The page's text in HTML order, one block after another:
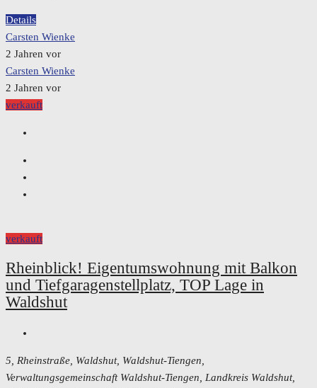
Details
Carsten Wienke
2 Jahren vor
Carsten Wienke
2 Jahren vor
verkauft
verkauft
Rheinblick! Eigentumswohnung mit Balkon
und Tiefgaragenstellplatz, TOP Lage in
Waldshut
5, Rheinstraße, Waldshut, Waldshut-Tiengen,
Verwaltungsgemeinschaft Waldshut-Tiengen, Landkreis Waldshut,